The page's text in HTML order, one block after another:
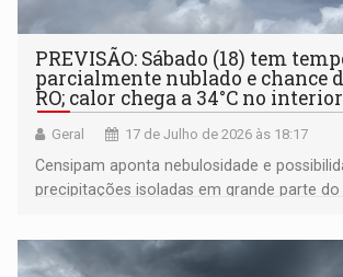
PREVISÃO: Sábado (18) tem
parcialmente nublado e chance
RO; calor chega a 34°C no interior
Geral 17 de Julho de 2026 às 18:17
Censipam aponta nebulosidade e
precipitações isoladas em grande parte